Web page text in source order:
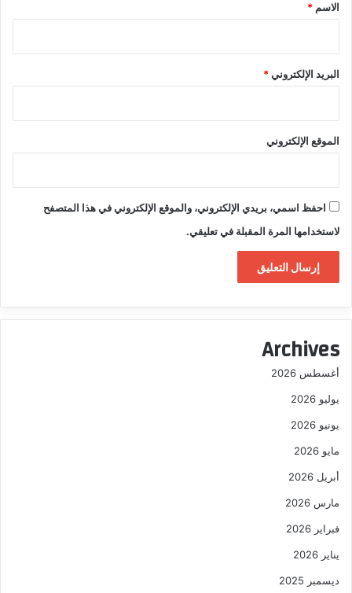
الاسم *
البريد الإلكتروني*
الموقع الإلكتروني
احفظ اسمي، بريدي الإلكتروني، والموقع الإلكتروني في هذا المتصفح
لاستخدامها المرة المقبلة في تعليقي.
Archives
أغسطس 2026
يوليو 2026
يونيو 2026
مايو 2026
أبريل 2026
مارس 2026
فبراير 2026
يناير 2026
ديسمبر 2025